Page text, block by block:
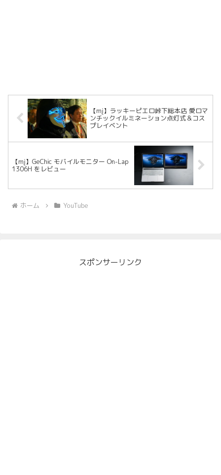
【mį】ラッキーピエロ峠下総本店 愛ロマ
ンチックイルミネーション点灯式＆コス
プレイベント
【mį】GeChic モバイルモニター On-Lap
1306H をレビュー
ホーム YouTube
スポンサーリンク